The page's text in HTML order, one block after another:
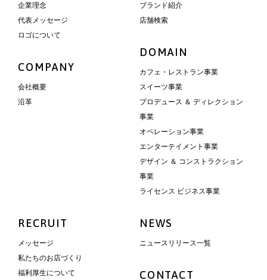
企業理念
代表メッセージ
ロゴについて
COMPANY
会社概要
沿革
ブランド紹介
店舗検索
DOMAIN
カフェ・レストラン事業
スイーツ事業
プロデュース ＆ ディレクション
事業
オペレーション事業
エンターテイメント事業
デザイン ＆ コンストラクション
事業
ライセンス ビジネス事業
RECRUIT
メッセージ
私たちのお店づくり
福利厚生について
NEWS
ニュースリリース一覧
CONTACT